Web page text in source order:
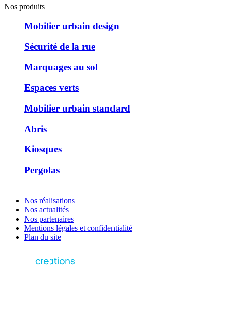
Nos produits
Mobilier urbain design
Sécurité de la rue
Marquages au sol
Espaces verts
Mobilier urbain standard
Abris
Kiosques
Pergolas
Nos réalisations
Nos actualités
Nos partenaires
Mentions légales et confidentialité
Plan du site